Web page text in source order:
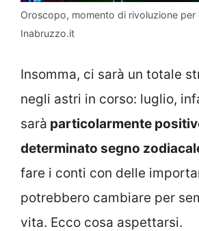
Oroscopo, momento di rivoluzione per
Inabruzzo.it
Insomma, ci sarà un totale
negli astri in corso: luglio,
sarà particolarmente
determinato segno
fare i conti con delle
potrebbero cambiare per
vita. Ecco cosa aspettarsi.